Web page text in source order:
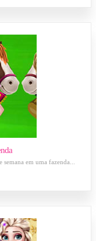
em uma fazenda...